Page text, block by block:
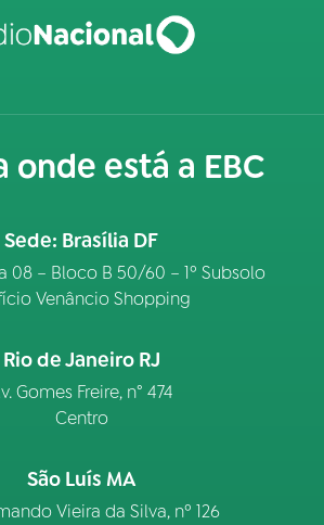
onde está a EBC
Sede: Brasília DF
08 – Bloco B 50/60 – 1º Subsolo
Venâncio Shopping
Rio de Janeiro RJ
Gomes Freire, n° 474
Centro
São Luís MA
Vieira da Silva, nº 126